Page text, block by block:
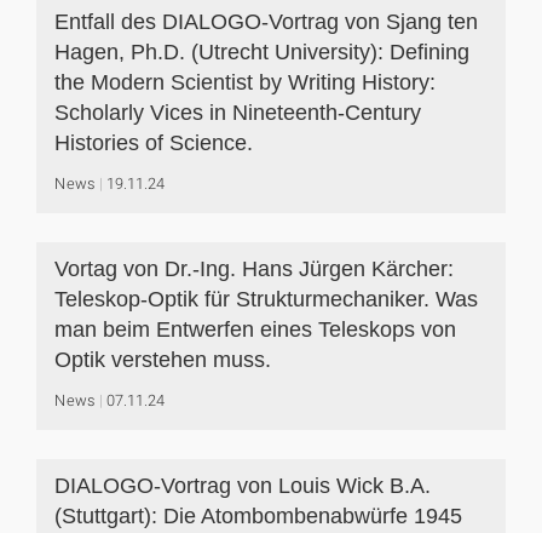
Entfall des DIALOGO-Vortrag von Sjang ten
Hagen, Ph.D. (Utrecht University): Defining
the Modern Scientist by Writing History:
Scholarly Vices in Nineteenth-Century
Histories of Science.
News 19.11.24
Vortag von Dr.-Ing. Hans Jürgen Kärcher:
Teleskop-Optik für Strukturmechaniker. Was
man beim Entwerfen eines Teleskops von
Optik verstehen muss.
News 07.11.24
DIALOGO-Vortrag von Louis Wick B.A.
(Stuttgart): Die Atombombenabwürfe 1945